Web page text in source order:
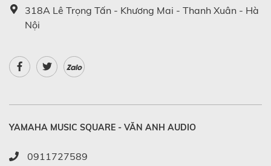
318A Lê Trọng Tấn - Khương Mai - Thanh Xuân - Hà
Nội
Zalo
YAMAHA MUSIC SQUARE - VĂN ANH AUDIO
0911727589